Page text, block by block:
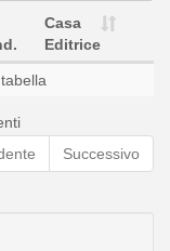
Casa
Editrice
Successivo